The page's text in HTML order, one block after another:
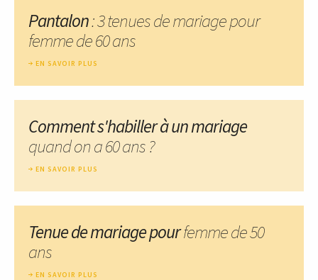
Pantalon: 3 tenues de mariage pour
femme de 60 ans
EN SAVOIR PLUS
Comment s'habiller à un mariage
quand on a 60 ans ?
EN SAVOIR PLUS
Tenue de mariage pourfemme de 50
ans
EN SAVOIR PLUS